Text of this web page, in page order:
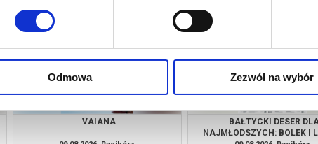
Odmowa Zezwól na wybór
VAIANA
BAŁTYCKI DESER
NAJMŁODSZYCH: BOLEK I